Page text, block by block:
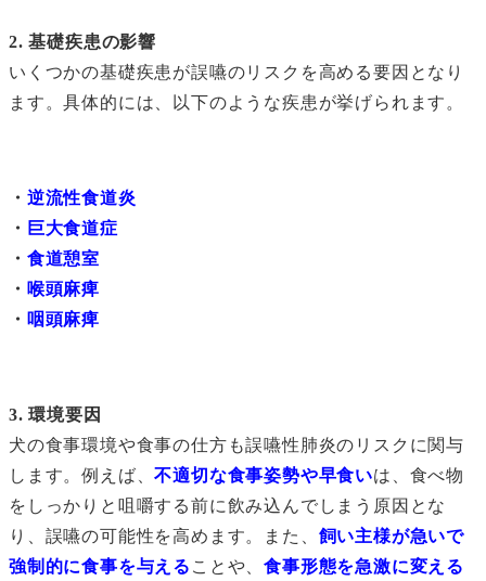
2. 基礎疾患の影響
いくつかの基礎疾患が誤嚥のリスクを高める要因となり
ます。具体的には、以下のような疾患が挙げられます。
・ 逆流性食道炎
・ 巨大食道症
・ 食道憩室
・ 喉頭麻痺
・ 咽頭麻痺
3. 環境要因
犬の食事環境や食事の仕方も誤嚥性肺炎のリスクに関与
します。例えば、不適切な食事姿勢や早食いは、食べ物
をしっかりと咀嚼する前に飲み込んでしまう原因とな
り、誤嚥の可能性を高めます。また、 飼い主様が急いで
強制的に食事を与える ことや、食事形態を急激に変える